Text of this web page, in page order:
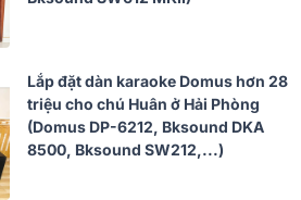
Lắp đặt dàn karaoke Domus hơn 28
triệu cho chú Huân ở Hải Phòng
(Domus DP-6212, Bksound DKA
8500, Bksound SW212,...)